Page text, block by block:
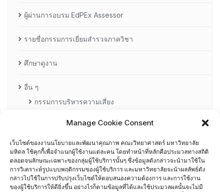
Manage Cookie Consent
เว็บไซต์ของงานนโยบายและพัฒนาคุณภาพ คณะวิทยาศาสตร์ มหาวิทยาลัย
มหิดล ใช้คุกกี้เพื่อจำแนกผู้ใช้งานแต่ละคน โดยทำหน้าที่หลักคือประมวลทางสถิติ
ตลอดจนลักษณะเฉพาะของกลุ่มผู้ใช้บริการนั้นๆ ซึ่งข้อมูลดังกล่าวจะนำมาใช้ใน
การวิเคราะห์รูปแบบพฤติกรรมของผู้ใช้บริการ และมหาวิทยาลัยจะนำผลลัพธ์ดัง
กล่าวไปใช้ในการปรับปรุงเว็บไซต์ให้ตอบสนองความต้องการ และการใช้งาน
ของผู้ใช้บริการให้ดียิ่งขึ้น อย่างไรก็ตามข้อมูลที่ได้และใช้ประมวลผลนั้นจะไม่มี
ผู้ผ่านการอบรม EdPEx Assessor
รายชื่อกรรมการเยี่ยมสำรวจภาควิชา
ศึกษาดูงาน
อื่น ๆ
กรรมการบริหารความเสี่ยง
การอบรมพัฒนาหัวหน้าภาควิชา (HDP)
คณะกรรมการรับเรื่องร้องเรียน
คณะผู้บริหารคณะวิทยาศาสตร์ ที่ผ่านการอบรมด้านพัฒนา
คุณภาพ